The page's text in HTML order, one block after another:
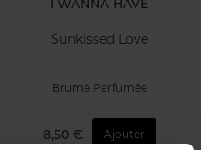
I WANNA HAVE
Sunkissed Love
Brume Parfumée
8,50 € Ajouter